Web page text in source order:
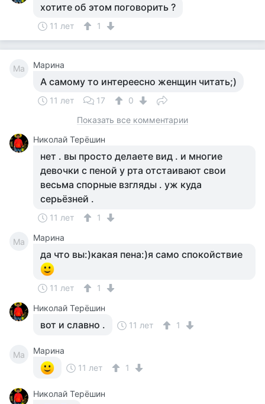
хотите об этом поговорить ?
11 лет 1
Ма Марина
А самому то интереесно женщин читать;)
11 лет 17
0
Показать все комментарии
Николай Терёшин
нет . вы просто делаете вид . и многие
девочки с пеной у рта отстаивают свои
весьма спорные взгляды . уж куда
серьёзней .
11 лет 1
Ма Марина
да что вы:)какая пена:)я само спокойствие
11 лет
1
Николай Терёшин
вот и славно . 11 лет 1
Ма
Марина
11 лет
1
Николай Терёшин